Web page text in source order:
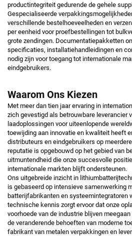
productintegriteit gedurende de gehele
Gespecialiseerde
verschillende bestelhoeveelheden en
per eenheid voor proefbestellingen tot
grote zendingen. Documentatiepakketten
specificaties, installatiehandleidingen en
nodig zijn voor toegang tot internationale
eindgebruikers.
Waarom Ons Kiezen
Met meer dan tien jaar ervaring in
zich gevestigd als betrouwbare leverancier
laadoplossingen voor uiteenlopende
toewijding aan innovatie en kwaliteit heeft
distributeurs en eindgebruikers op
reputatie is opgebouwd op het gebied van
uitmuntendheid die onze succesvolle
internationale markten blijft ondersteunen.
Ons uitgebreide inzicht in
is gebaseerd op intensieve samenwerking
batterijfabrikanten en systeemintegratoren
technische kennis zorgt ervoor dat onze
voorhoede van de industrie blijven
de veranderende behoeften van moderne
fabrikant van metalen verpakkingen en